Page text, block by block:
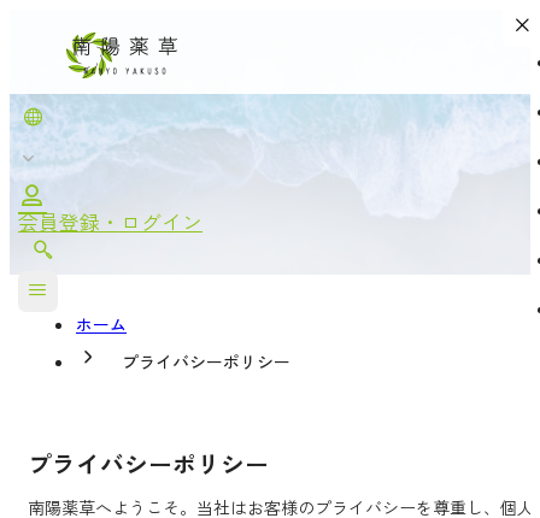
会員登録・ログイン
PRIVACY POLICY
ホーム
プライバシーポリシー
プライバシーポリシー
南陽薬草へようこそ。当社はお客様のプライバシーを尊重し、個人